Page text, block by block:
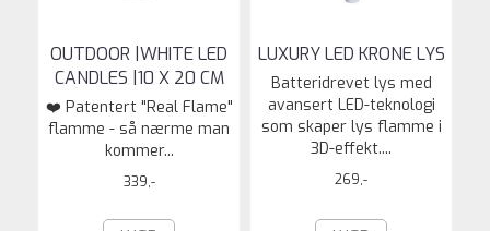
OUTDOOR |WHITE LED
CANDLES |10 X 20 CM
❤️ Patentert "Real Flame"
flamme - så nærme man
kommer...
339,-
LUXURY LED KRONE LYS
Batteridrevet lys med
avansert LED-teknologi
som skaper lys flamme i
3D-effekt....
269,-